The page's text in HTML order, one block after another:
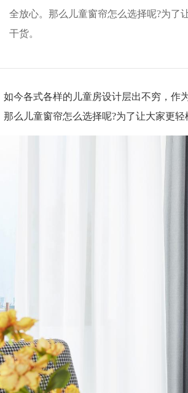
全放心。那么儿童窗帘怎么选择呢?为了
干货。
各式各样的儿童房设计层出不穷，作
那么儿童窗帘怎么选择呢?为了让大家更